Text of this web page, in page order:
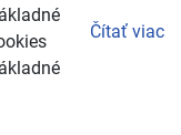
Čítať viac